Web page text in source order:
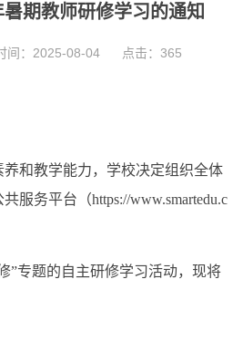
期教师研修学习的通知
间：2025-08-04 点击： 365
和教学能力，学校决定组织全体
服务平台（https://www.smartedu.c
”专题的自主研修学习活动，现将